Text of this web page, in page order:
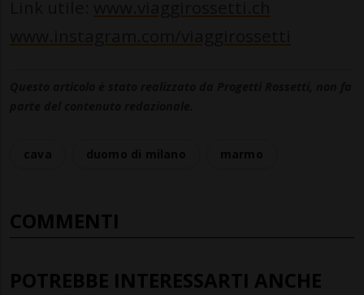
COMMENTI
POTREBBE INTERESSARTI ANCHE